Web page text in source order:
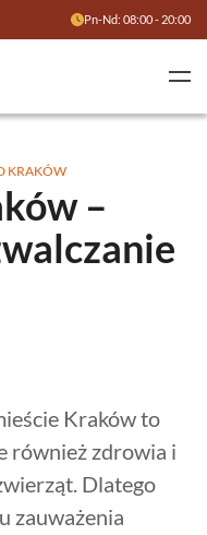
Pn-Nd: 08:00 - 20:00
KRAKÓW
–
Kraków to
również zdrowia i
Dlatego
zauważenia